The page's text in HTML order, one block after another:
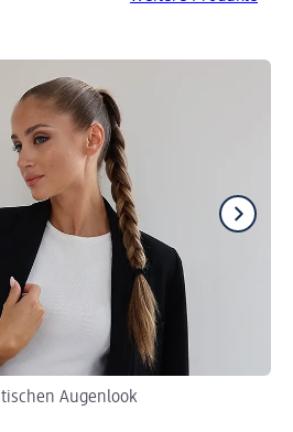
Augenlook